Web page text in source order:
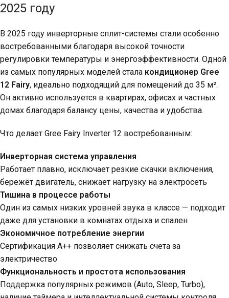
2025 году
В 2025 году инверторные сплит-системы стали особенно
востребованными благодаря высокой точности
регулировки температуры и энергоэффективности. Одной
из самых популярных моделей стала кондиционер Gree
12 Fairy, идеально подходящий для помещений до 35 м².
Он активно используется в квартирах, офисах и частных
домах благодаря балансу цены, качества и удобства.
Что делает Gree Fairy Inverter 12 востребованным:
Инверторная система управления
Работает плавно, исключает резкие скачки включения,
бережёт двигатель, снижает нагрузку на электросеть
Тишина в процессе работы
Один из самых низких уровней звука в классе — подходит
даже для установки в комнатах отдыха и спален
Экономичное потребление энергии
Сертификация A++ позволяет снижать счета за
электричество
Функциональность и простота использования
Поддержка популярных режимов (Auto, Sleep, Turbo),